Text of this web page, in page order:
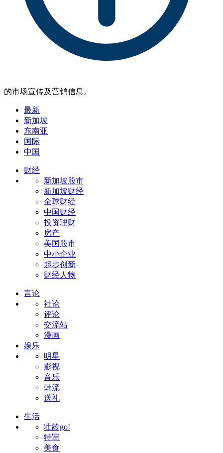
的市场宣传及营销信息。
最新
新加坡
东南亚
国际
中国
财经
新加坡股市
新加坡财经
全球财经
中国财经
投资理财
房产
美国股市
中小企业
起步创新
财经人物
言论
社论
评论
交流站
漫画
娱乐
明星
影视
音乐
韩流
送礼
生活
壮龄go!
特写
美食